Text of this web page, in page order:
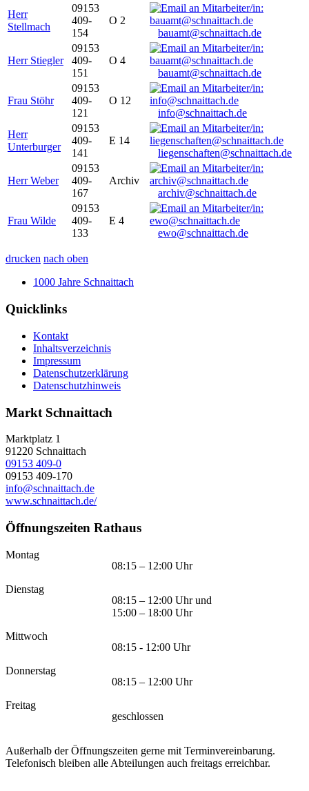
Herr
Stellmach
09153
409-
154
O 2
bauamt@schnaittach.de
Herr Stiegler
09153
409-
151
O 4
bauamt@schnaittach.de
Frau Stöhr
09153
409-
121
O 12
info@schnaittach.de
Herr
Unterburger
09153
409-
141
E 14
liegenschaften@schnaittach.de
Herr Weber
09153
409-
167
Archiv
archiv@schnaittach.de
Frau Wilde
09153
409-
133
E 4
ewo@schnaittach.de
drucken nach oben
1000 Jahre Schnaittach
Quicklinks
Kontakt
Inhaltsverzeichnis
Impressum
Datenschutzerklärung
Datenschutzhinweis
Markt Schnaittach
Marktplatz 1
91220 Schnaittach
09153 409-0
09153 409-170
info@schnaittach.de
www.schnaittach.de/
Öffnungszeiten Rathaus
Montag
08:15 – 12:00 Uhr
Dienstag
08:15 – 12:00 Uhr und
15:00 – 18:00 Uhr
Mittwoch
08:15 - 12:00 Uhr
Donnerstag
08:15 – 12:00 Uhr
Freitag
geschlossen
Außerhalb der Öffnungszeiten gerne mit Terminvereinbarung.
Telefonisch bleiben alle Abteilungen auch freitags erreichbar.